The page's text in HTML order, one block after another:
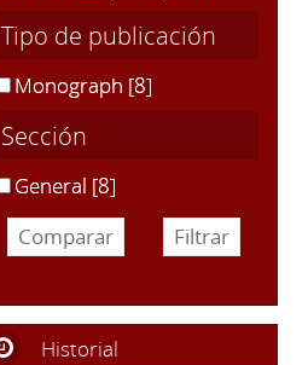
Tipo de publicación
Monograph [8]
Sección
General [8]
Historial